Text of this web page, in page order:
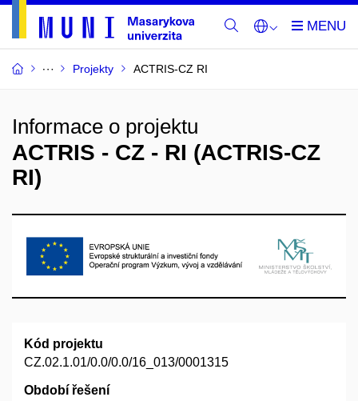
Projekty ACTRIS-CZ RI
Informace o projektu
ACTRIS - CZ - RI (ACTRIS-CZ
RI)
Kód projektu
CZ.02.1.01/0.0/0.0/16_013/0001315
Období řešení